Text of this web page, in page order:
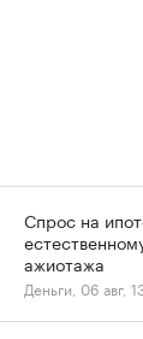
Спрос на
ажиотажа
Деньги, 06 авг,